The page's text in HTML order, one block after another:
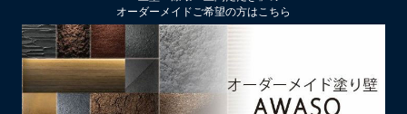
オーダーメイドご希望の方はこちら